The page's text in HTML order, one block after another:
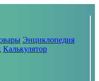
Энциклопедия
Калькулятор